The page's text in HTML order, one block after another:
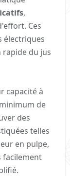
,
Ces
électriques
du jus
capacité à
de
des
telles
en pulpe,
facilement